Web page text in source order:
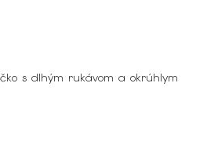
s dlhým rukávom a okrúhlym